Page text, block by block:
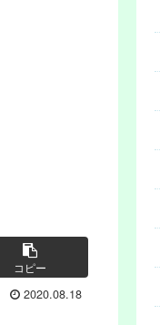
コピー
2020.08.18